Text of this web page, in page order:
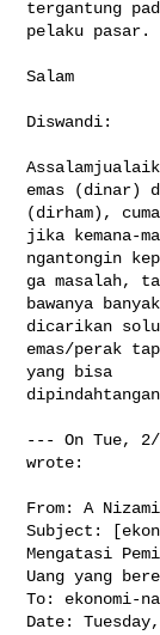
tergantung
pelaku pasar.
Salam
Diswandi:
emas (dinar)
(dirham),
jika kemana-
ngantongin
ga masalah,
bawanya
dicarikan
emas/perak
yang bisa
--- On Tue,
wrote:
From: A
Subject:
Mengatasi
Uang yang
To: ekonomi-
Date: